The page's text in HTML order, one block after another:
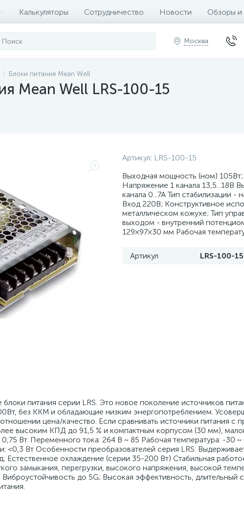
Калькуляторы Сотрудничество Новости Обзоры и
Москва
Блоки питания Mean Well
Mean Well LRS-100-15
Артикул: LRS-100-15
Выходная мощность (ном)
Напряжение 1 канала 13,5...18В
канала 0...7А Тип стабилизации -
Вход 220В; Конструктивное
металлическом кожухе; Тип
выходом - внутренний
129×97×30 мм Рабочая
Артикул LRS-100-15
питания серии LRS. Это новое поколение источников
без ККМ и обладающие низким энергопотреблением.
цена/качество. Если сравнивать источники питания с
высоким КПД до 91,5 % и компактным корпусом (30 мм),
Вт. Переменного тока: 264 В ~ 85 Рабочая температура: -30 ~
<0,3 Вт Особенности преобразователей серия LRS:
Естественное охлаждение (серии 35-200 Вт) Стабильная
замыкания, перегрузки, высокого напряжения, высокой
до 5G; Высокая эффективность, длительный